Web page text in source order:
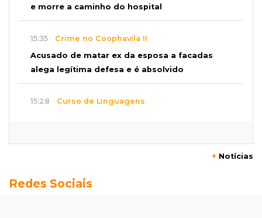
e morre a caminho do hospital
15:35 Crime no Coophavila II
Acusado de matar ex da esposa a facadas
alega legítima defesa e é absolvido
15:28 Curso de Linguagens
Chuva chega à Capital e antecipa mudança no
+ Notícias
Redes Sociais